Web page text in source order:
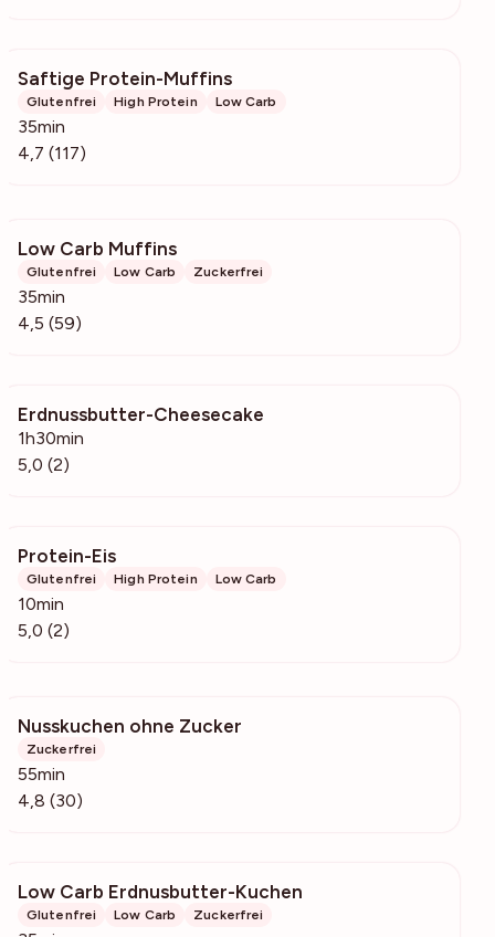
Saftige Protein-Muffins
Glutenfrei High Protein Low Carb
35min
4,7 (117)
Low Carb Muffins
Glutenfrei Low Carb Zuckerfrei
35min
4,5 (59)
Erdnussbutter-Cheesecake
1h30min
5,0 (2)
Protein-Eis
Glutenfrei High Protein Low Carb
10min
5,0 (2)
Nusskuchen ohne Zucker
Zuckerfrei
55min
4,8 (30)
Low Carb Erdnusbutter-Kuchen
Glutenfrei Low Carb Zuckerfrei